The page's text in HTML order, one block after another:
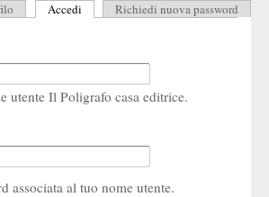
Accedi (scheda attiva)
Richiedi nuova password
utente Il Poligrafo casa editrice.
associata al tuo nome utente.